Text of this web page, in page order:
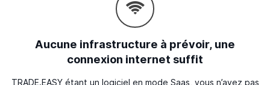
Aucune infrastructure à prévoir, une
connexion internet suffit
TRADE.EASY étant un logiciel en mode Saas, vous n’avez pas